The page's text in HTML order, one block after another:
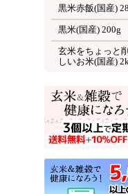
黒米赤飯(国産)
黒米(国産) 200g
玄米をちょっと
しいお米(国産)